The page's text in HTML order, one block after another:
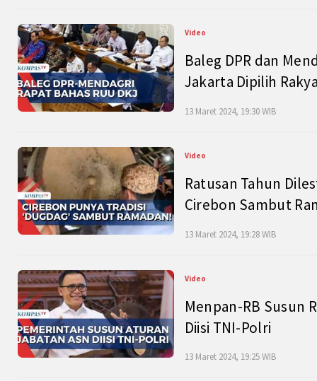
Video
Baleg DPR dan
Jakarta Dipilih
13 Maret 2024, 19:30 WIB
Video
Ratusan Tahun
Cirebon Sambut
13 Maret 2024, 19:28 WIB
Video
Menpan-RB Susun
Diisi TNI-Polri
13 Maret 2024, 19:25 WIB